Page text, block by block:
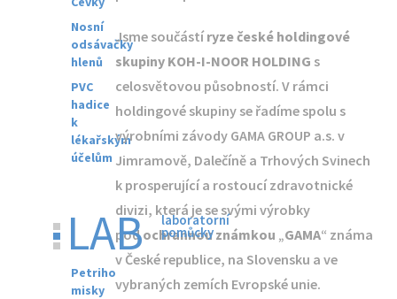
Nosní
odsávačky
hlenů
PVC
hadice
k
lékařským
účelům
LAB laboratorní
pomůcky
Petriho
misky
Jsme součástíryze české holdingové
skupiny KOH-I-NOOR HOLDING s
celosvětovou působností. V rámci
holdingové skupiny se řadíme spolu s
výrobními závody GAMA GROUP a.s. v
Jimramově, Dalečíně a Trhových Svinech
k prosperující a rostoucí zdravotnické
divizi, která je se svými výrobky
podochrannou známkou „GAMA“ známa
v České republice, na Slovensku a ve
vybraných zemích Evropské unie.